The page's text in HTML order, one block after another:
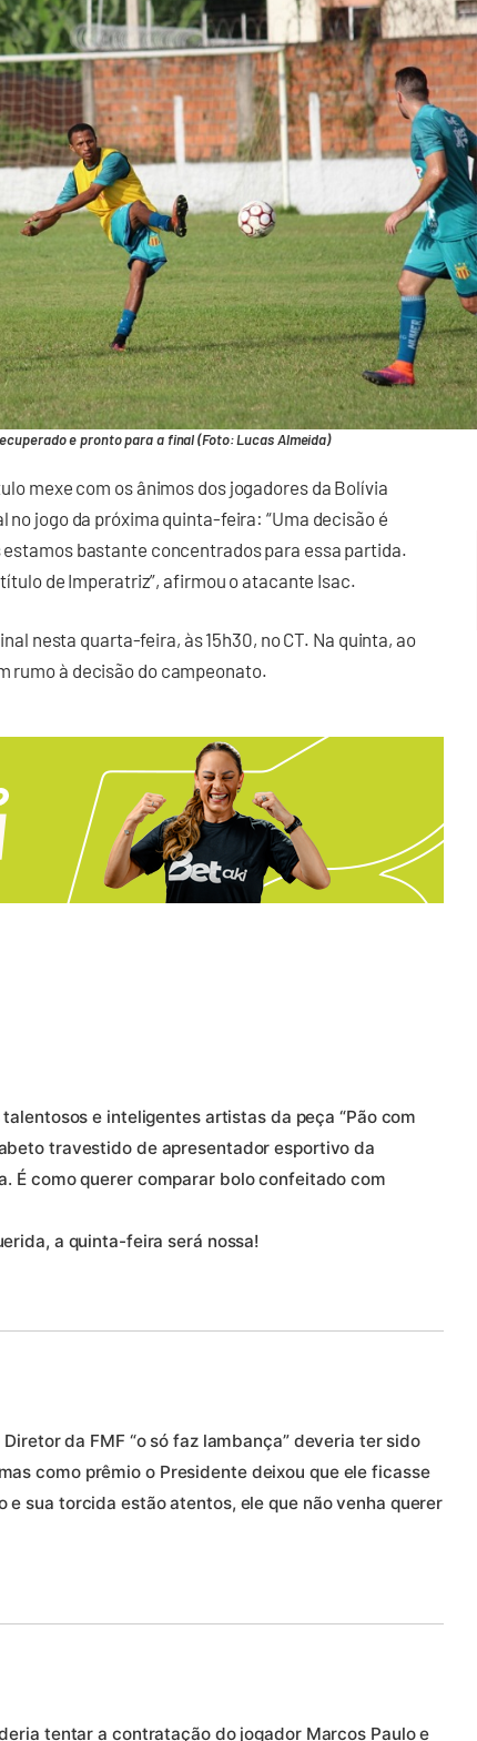
e pronto para a final (Foto: Lucas Almeida)
mexe com os ânimos dos jogadores da Bolívia
jogo da próxima quinta-feira: “Uma decisão é
bastante concentrados para essa partida.
de Imperatriz”, afirmou o atacante Isac.
nesta quarta-feira, às 15h30, no CT. Na quinta, ao
rumo à decisão do campeonato.
e inteligentes artistas da peça “Pão com
travestido de apresentador esportivo da
É como querer comparar bolo confeitado com
a quinta-feira será nossa!
da FMF “o só faz lambança” deveria ter sido
como prêmio o Presidente deixou que ele ficasse
e sua torcida estão atentos, ele que não venha querer
tentar a contratação do jogador Marcos Paulo e